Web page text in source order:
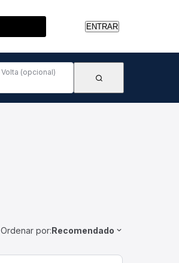
ENTRAR
Volta (opcional)
Ordenar por:Recomendado